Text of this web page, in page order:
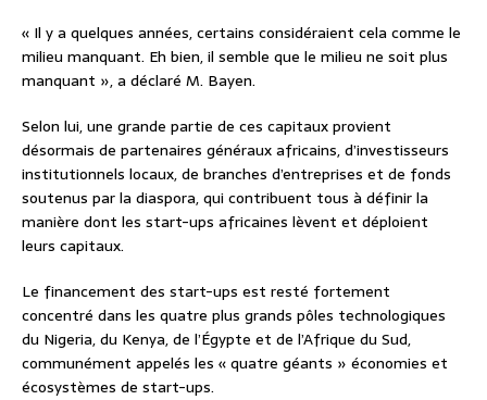
« Il y a quelques années, certains considéraient cela comme le
milieu manquant. Eh bien, il semble que le milieu ne soit plus
manquant », a déclaré M. Bayen.
Selon lui, une grande partie de ces capitaux provient
désormais de partenaires généraux africains, d’investisseurs
institutionnels locaux, de branches d’entreprises et de fonds
soutenus par la diaspora, qui contribuent tous à définir la
manière dont les start-ups africaines lèvent et déploient
leurs capitaux.
Le financement des start-ups est resté fortement
concentré dans les quatre plus grands pôles technologiques
du Nigeria, du Kenya, de l’Égypte et de l’Afrique du Sud,
communément appelés les « quatre géants » économies et
écosystèmes de start-ups.